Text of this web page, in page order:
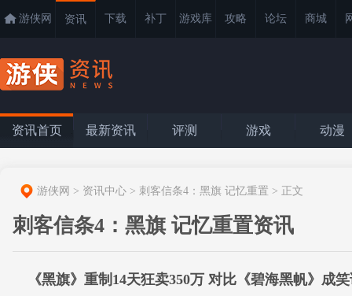
游侠网 资讯 下载 补丁 游戏库 攻略 论坛 商城
资讯首页 最新资讯 评测 游戏 动漫
游侠网 > 资讯中心 > 刺客信条4：黑旗 记忆重置 > 正文
刺客信条4：黑旗 记忆重置资讯
《黑旗》重制14天狂卖350万 对比《碧海黑帆》成